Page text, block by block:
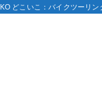
どこいこ：バイクツーリン